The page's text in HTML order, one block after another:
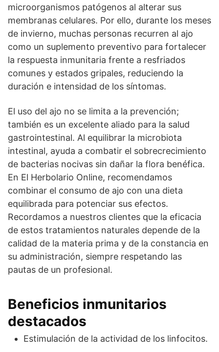
microorganismos patógenos al alterar sus
membranas celulares. Por ello, durante los meses
de invierno, muchas personas recurren al ajo
como un suplemento preventivo para fortalecer
la respuesta inmunitaria frente a resfriados
comunes y estados gripales, reduciendo la
duración e intensidad de los síntomas.
El uso del ajo no se limita a la prevención;
también es un excelente aliado para la salud
gastrointestinal. Al equilibrar la microbiota
intestinal, ayuda a combatir el sobrecrecimiento
de bacterias nocivas sin dañar la flora benéfica.
En El Herbolario Online, recomendamos
combinar el consumo de ajo con una dieta
equilibrada para potenciar sus efectos.
Recordamos a nuestros clientes que la eficacia
de estos tratamientos naturales depende de la
calidad de la materia prima y de la constancia en
su administración, siempre respetando las
pautas de un profesional.
Beneficios inmunitarios
destacados
Estimulación de la actividad de los linfocitos.